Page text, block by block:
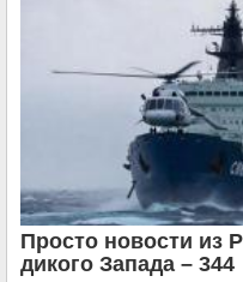
Просто новости из
дикого Запада – 344